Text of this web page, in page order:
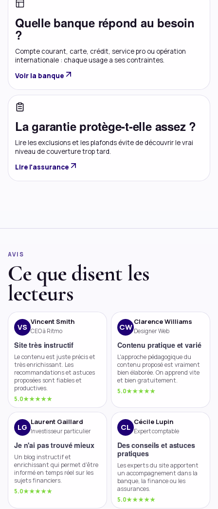
Quelle banque répond au besoin
?
Compte courant, carte, crédit, service pro ou opération
internationale : chaque usage a ses contraintes.
Voir la banque
La garantie protège-t-elle assez ?
Lire les exclusions et les plafonds évite de découvrir le vrai
niveau de couverture trop tard.
Lire l'assurance
AVIS
Ce que disent les
lecteurs
VS
Vincent Smith
CEO à Ritmo
Site très instructif
Lecontenu est juste précis et
très enrichissant. Les
recommandations et astuces
proposées sont fiables et
productives.
5.0★★★★★
CW
Clarence Williams
Designer Web
Contenu pratique et varié
L'approche pédagogique du
contenu proposé est vraiment
bien élaborée. On apprend vite
et bien gratuitement.
5.0★★★★★
LG
Laurent Gaillard
Investisseur particulier
Je n'ai pas trouvé mieux
Un blog instructif et
enrichissant qui permet d'être
informé en temps réel sur les
sujets financiers.
5.0★★★★★
CL
Cécile Lupin
Expert comptable
Des conseils et astuces
pratiques
Les experts du site apportent
un accompagnement dans la
banque, la financeou les
assurances.
5.0★★★★★